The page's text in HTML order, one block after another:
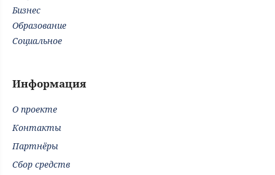
Бизнес
Образование
Социальное
Информация
О проекте
Контакты
Партнёры
Сбор средств